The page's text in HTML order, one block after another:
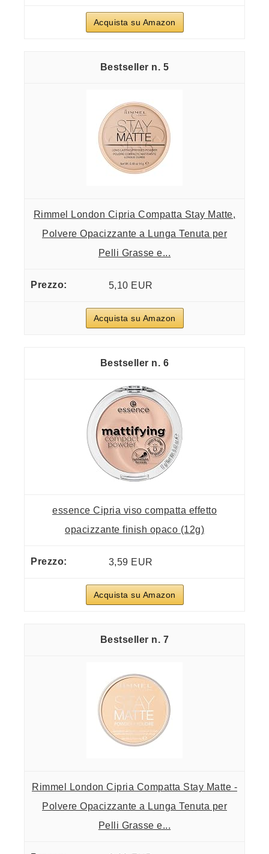
Acquista su Amazon
5
Rimmel London Cipria Compatta Stay Matte,
Polvere Opacizzante a Lunga Tenuta per
Pelli Grasse e...
5,10 EUR
Acquista su Amazon
6
essence Cipria viso compatta effetto
opacizzante finish opaco (12g)
3,59 EUR
Acquista su Amazon
7
Rimmel London Cipria Compatta Stay Matte -
Polvere Opacizzante a Lunga Tenuta per
Pelli Grasse e...